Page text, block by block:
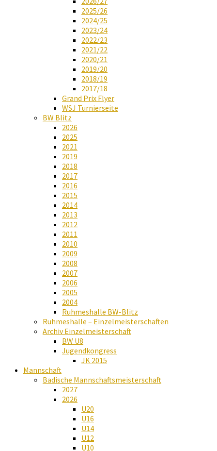
2025/26
2024/25
2023/24
2022/23
2021/22
2020/21
2019/20
2018/19
2017/18
Grand Prix Flyer
WSJ Turnierseite
BW Blitz
2026
2025
2021
2019
2018
2017
2016
2015
2014
2013
2012
2011
2010
2009
2008
2007
2006
2005
2004
Ruhmeshalle BW-Blitz
Ruhmeshalle – Einzelmeisterschaften
Archiv Einzelmeisterschaft
BW U8
Jugendkongress
JK 2015
Mannschaft
Badische Mannschaftsmeisterschaft
2027
2026
U20
U16
U14
U12
U10